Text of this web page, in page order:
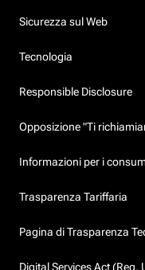
Sicurezza sul Web
Tecnologia
Responsible Disclosure
Opposizione "Ti
Informazioni per i
Trasparenza Tariffaria
Pagina di Trasparenza
Digital Services Act (Reg.